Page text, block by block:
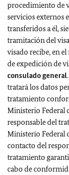
procedimiento de
servicios externos
transferidos a él,
tramitación del
visado recibe, en
de expedición de
consulado general.
tratará los datos
tratamiento
Ministerio Federal
responsable del
Ministerio Federal
contacto del
tratamiento
cabo de